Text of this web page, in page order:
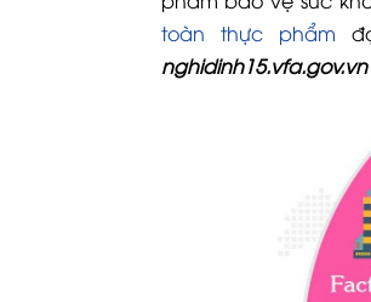
toàn thực phẩm
nghidinh15.vfa.gov.vn